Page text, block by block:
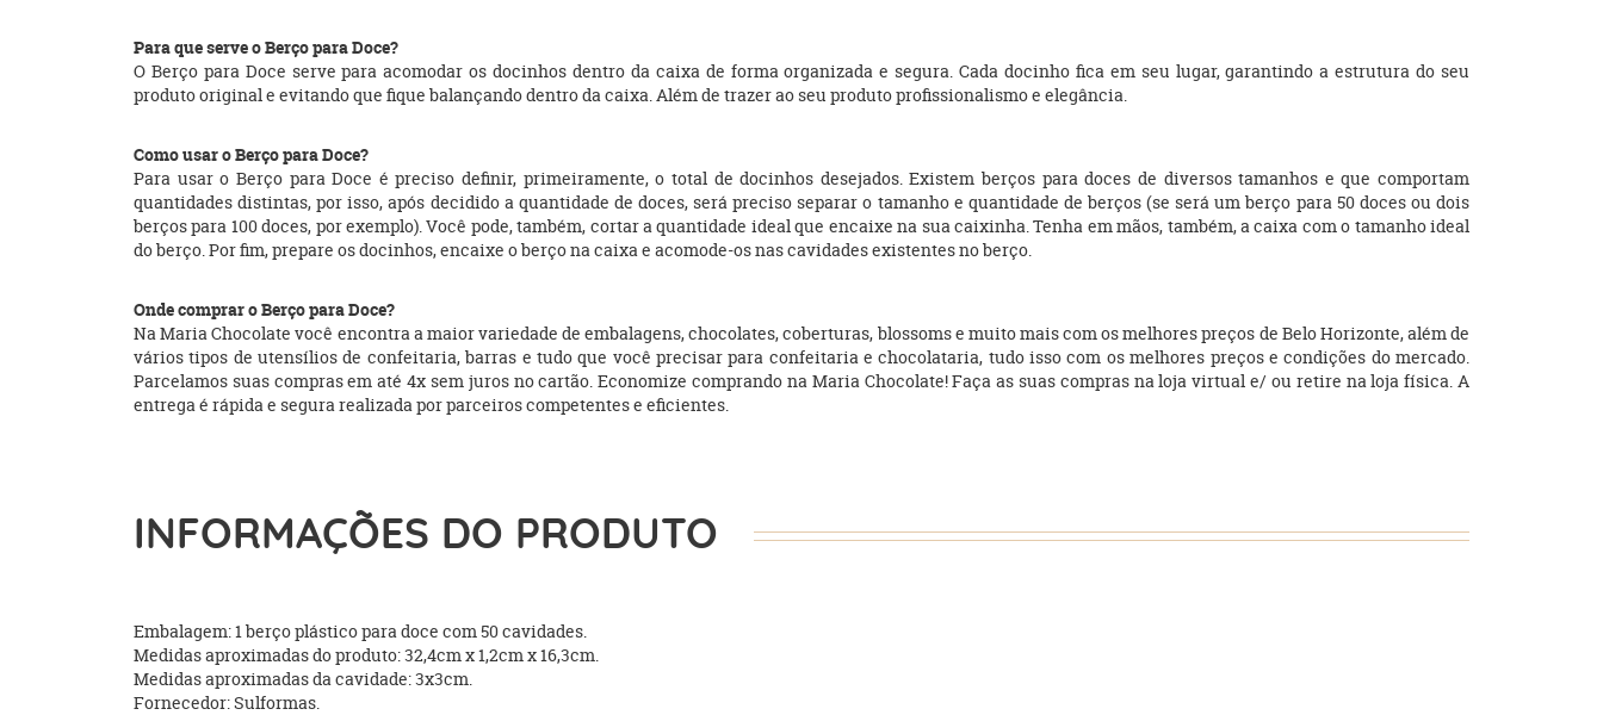
Para que serve o Berço para Doce?
O Berço para Doce serve para acomodar os docinhos dentro da caixa de forma organizada e segura. Cada docinho fica em seu lugar, garantindo a estrutura do seu
produto original e evitando que fique balançando dentro da caixa. Além de trazer ao seu produto profissionalismo e elegância.
Como usar o Berço para Doce?
Para usar o Berço para Doce é preciso definir, primeiramente, o total de docinhos desejados. Existem berços para doces de diversos tamanhos e que comportam
quantidades distintas, por isso, após decidido a quantidade de doces, será preciso separar o tamanho e quantidade de berços (se será um berço para 50 doces ou dois
berços para 100 doces, por exemplo). Você pode, também, cortar a quantidade ideal que encaixe na sua caixinha. Tenha em mãos, também, a caixa com o tamanho ideal
do berço. Por fim, prepare os docinhos, encaixe o berço na caixa e acomode-os nas cavidades existentes no berço.
Onde comprar o Berço para Doce?
Na Maria Chocolate você encontra a maior variedade de embalagens, chocolates, coberturas, blossoms e muito mais com os melhores preços de Belo Horizonte, além de
vários tipos de utensílios de confeitaria, barras e tudo que você precisar para confeitaria e chocolataria, tudo isso com os melhores preços e condições do mercado.
Parcelamos suas compras em até 4x sem juros no cartão. Economize comprando na Maria Chocolate! Faça as suas compras na loja virtual e/ ou retire na loja física. A
entrega é rápida e segura realizada por parceiros competentes e eficientes.
INFORMAÇÕES DO PRODUTO
Embalagem: 1 berço plástico para doce com 50 cavidades.
Medidas aproximadas do produto: 32,4cm x 1,2cm x 16,3cm.
Medidas aproximadas da cavidade: 3x3cm.
Fornecedor: Sulformas.